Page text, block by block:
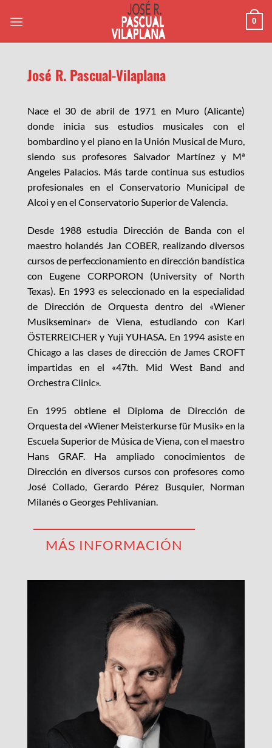
0
José R. Pascual-Vilaplana
Nace el 30 de abril de 1971 en Muro (Alicante)
donde inicia sus estudios musicales con el
bombardino y el piano en la Unión Musical de Muro,
siendo sus profesores Salvador Martínez y Mª
Angeles Palacios. Más tarde continua sus estudios
profesionales en el Conservatorio Municipal de
Alcoi y en el Conservatorio Superior de Valencia.
Desde 1988 estudia Dirección de Banda con el
maestro holandés Jan COBER, realizando diversos
cursos de perfeccionamiento en dirección bandística
con Eugene CORPORON (University of North
Texas). En 1993 es seleccionado en la especialidad
de Dirección de Orquesta dentro del «Wiener
Musikseminar» de Viena, estudiando con Karl
ÖSTERREICHER y Yuji YUHASA. En 1994 asiste en
Chicago a las clases de dirección de James CROFT
impartidas en el «47th. Mid West Band and
Orchestra Clinic».
En 1995 obtiene el Diploma de Dirección de
Orquesta del «Wiener Meisterkurse für Musik» en la
Escuela Superior de Música de Viena, con el maestro
Hans GRAF. Ha ampliado conocimientos de
Dirección en diversos cursos con profesores como
José Collado, Gerardo Pérez Busquier, Norman
Milanés o Georges Pehlivanian.
MÁS INFORMACIÓN